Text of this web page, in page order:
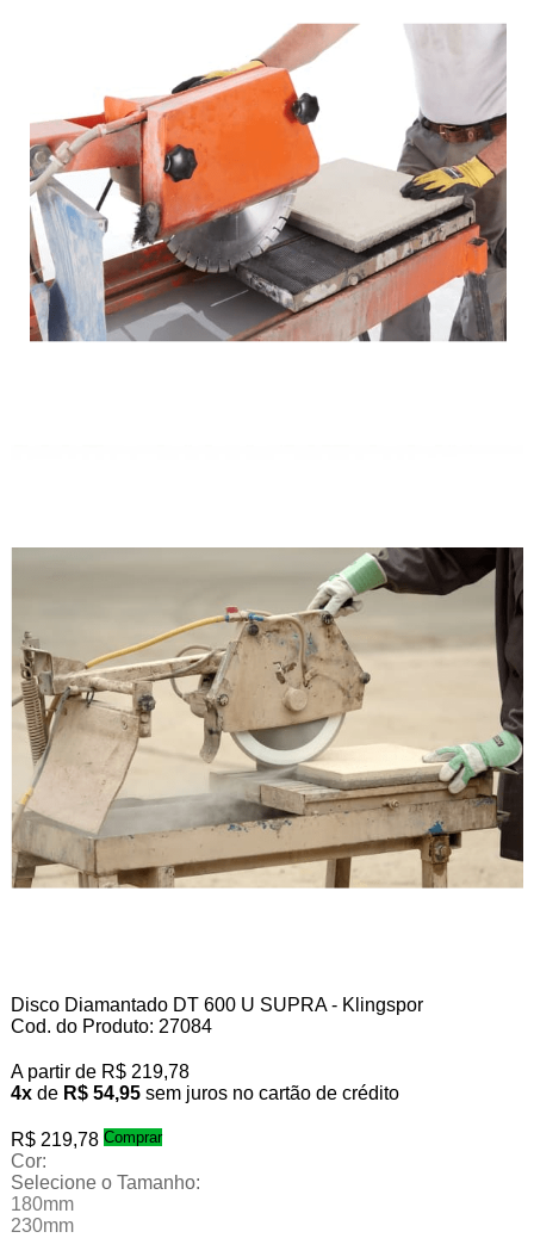
Disco Diamantado DT 600 U SUPRA - Klingspor
Cod. do Produto: 27084
A partir de R$ 219,78
4xde R$ 54,95 sem juros no cartão de crédito
R$ 219,78 Comprar
Cor:
Selecione o Tamanho:
180mm
230mm